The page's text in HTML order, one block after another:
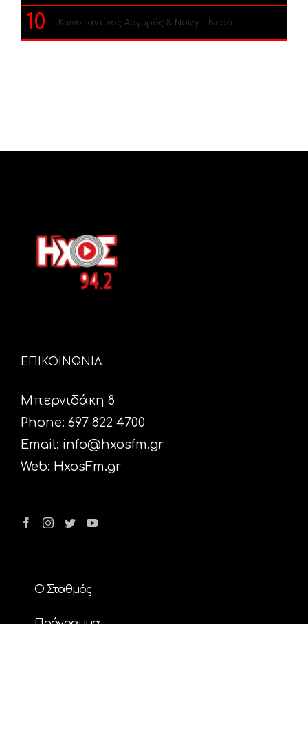
10 Κωνσταντίνος Αργυρός & Noizy – Νερό
ΕΠΙΚΟΙΝΩΝΙΑ
Μπερνιδάκη 8
Phone: 697 822 4700
Email: info@hxosfm.gr
Web: HxosFm.gr
Ο Σταθμός
Πρόγραμμα